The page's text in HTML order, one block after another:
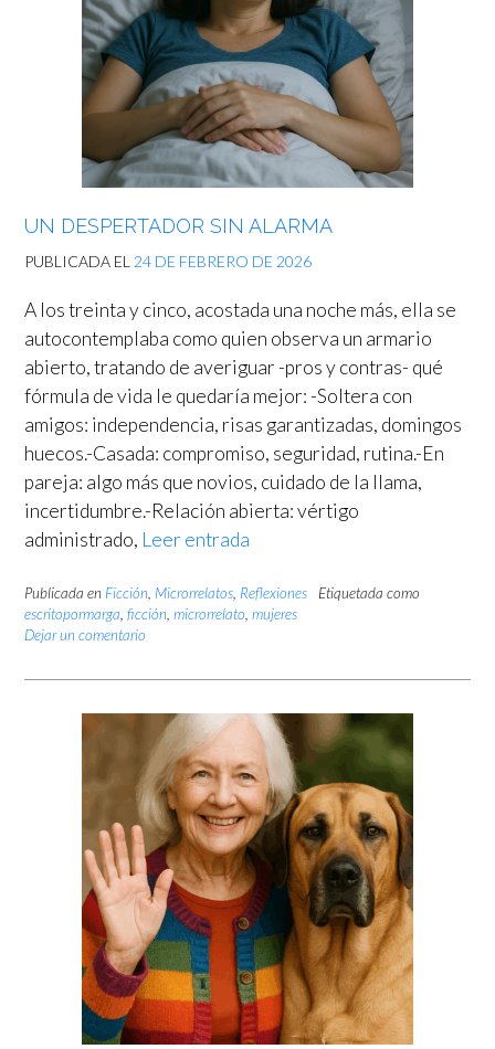
UN DESPERTADOR SIN ALARMA
PUBLICADA EL 24 DE FEBRERO DE 2026
A los treinta y cinco, acostada una noche más, ella se
autocontemplaba como quien observa un armario
abierto, tratando de averiguar -pros y contras- qué
fórmula de vida le quedaría mejor: -Soltera con
amigos: independencia, risas garantizadas, domingos
huecos.-Casada: compromiso, seguridad, rutina.-En
pareja: algo más que novios, cuidado de la llama,
incertidumbre.-Relación abierta: vértigo
administrado, Leer entrada
Publicada en Ficción Microrrelatos Reflexiones
Etiquetada como
escritopormarga ficción microrrelato mujeres
Dejar un comentario